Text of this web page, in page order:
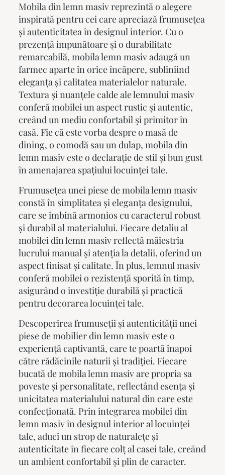
Mobila din lemn masiv reprezintă o alegere
inspirată pentru cei care apreciază frumusețea
și autenticitatea în designul interior. Cu o
prezență impunătoare și o durabilitate
remarcabilă, mobila lemn masivadaugă un
farmec aparte în orice încăpere, subliniind
eleganța și calitatea materialelor naturale.
Textura și nuanțele calde ale lemnului masiv
conferă mobilei un aspect rustic și autentic,
creând un mediu confortabil și primitor în
casă. Fie că este vorba despre o masă de
dining, o comodă sau un dulap, mobila din
lemn masiv este o declarație de stil și bun gust
în amenajarea spațiului locuinței tale.
Frumusețea unei piese demobila lemn masiv
constă în simplitatea și eleganța designului,
care se îmbină armonios cu caracterul robust
și durabil al materialului. Fiecare detaliu al
mobilei din lemn masiv reflectă măiestria
lucrului manual și atenția la detalii, oferind un
aspect finisat și calitate. În plus, lemnul masiv
conferă mobilei o rezistență sporită în timp,
asigurând o investiție durabilă și practică
pentru decorarea locuinței tale.
Descoperirea frumuseții și autenticității unei
piese de mobilier din lemn masiv este o
experiență captivantă, care te poartă înapoi
către rădăcinile naturii și tradiției. Fiecare
bucată demobila lemn masivare propria sa
poveste și personalitate, reflectând esența și
unicitatea materialului natural din care este
confecționată. Prin integrarea mobilei din
lemn masiv în designul interior al locuinței
tale, aduci un strop de naturalețe și
autenticitate în fiecare colț al casei tale, creând
un ambient confortabil și plin de caracter.